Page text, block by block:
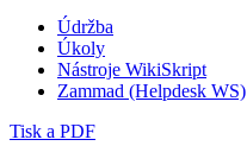
Údržba
Úkoly
Nástroje WikiSkript
Zammad (Helpdesk WS)
Tisk a PDF